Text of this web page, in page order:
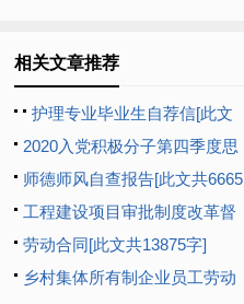
相关文章推荐
护理专业毕业生自荐信[此文
共2402字]
2020入党积极分子第四季度思
想汇报多篇新版【多篇】[此文
共8193字]
师德师风自查报告[此文共6665
字]工程建设项目审批制度改革督
查工作汇报[此文共1044字]
劳动合同[此文共13875字]
乡村集体所有制企业员工劳动